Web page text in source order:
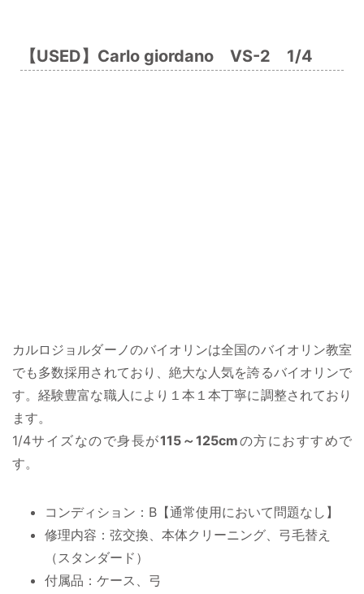
【USED】Carlo giordano VS-2 1/4
カルロジョルダーノのバイオリンは全国のバイオリン教室
でも多数採用されており、絶大な人気を誇るバイオリンで
す。経験豊富な職人により１本１本丁寧に調整されており
ます。
1/4サイズなので身長が115～125cmの方におすすめで
す。
コンディション：B【通常使用において問題なし】
修理内容：弦交換、本体クリーニング、弓毛替え
（スタンダード）
付属品：ケース、弓